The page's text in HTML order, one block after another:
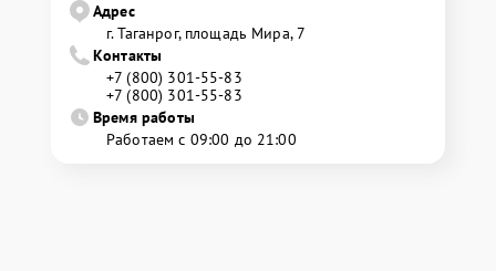
Адрес
г. Таганрог, площадь Мира, 7
Контакты
+7 (800) 301-55-83
+7 (800) 301-55-83
Время работы
Работаем с 09:00 до 21:00